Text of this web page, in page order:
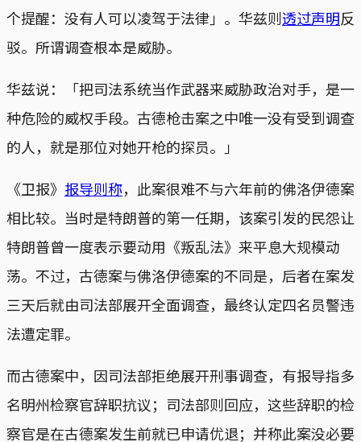
个提醒：没有人可以凌驾于法律」。华兹则透过声明反
驳。所谓调查根本是威胁。
华兹说：「把司法系统当作武器来威胁政治对手，是一
种危险的威权手段。古德枪击案之中唯一没有受到调查
的人，就是那位对她开枪的探员。」
《卫报》 报导则称，此案很难不与六年前的佛洛伊德案
相比较。当时是特朗普的第一任期，该案引发的民怨让
特朗普曾一度表示要动用《叛乱法》来平息大规模动
荡。不过，古德案与佛洛伊德案的不同是，后者在案发
三天后就由司法部展开全面调查，最终认定四名员警违
法遭定罪。
而古德案中，因司法部拒绝展开刑事调查，有报导指多
名明州检察官辞职抗议；司法部则回应，这些辞职的检
察官是在古德案发生前就已申请优退；并称此案没必要